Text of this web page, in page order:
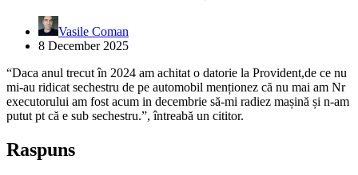
Vasile Coman
8 December 2025
“Daca anul trecut în 2024 am achitat o datorie la Provident,de ce nu
mi-au ridicat sechestru de pe automobil menționez că nu mai am Nr
executorului am fost acum in decembrie să-mi radiez mașină și n-am
putut pt că e sub sechestru.”, întreabă un cititor.
Raspuns